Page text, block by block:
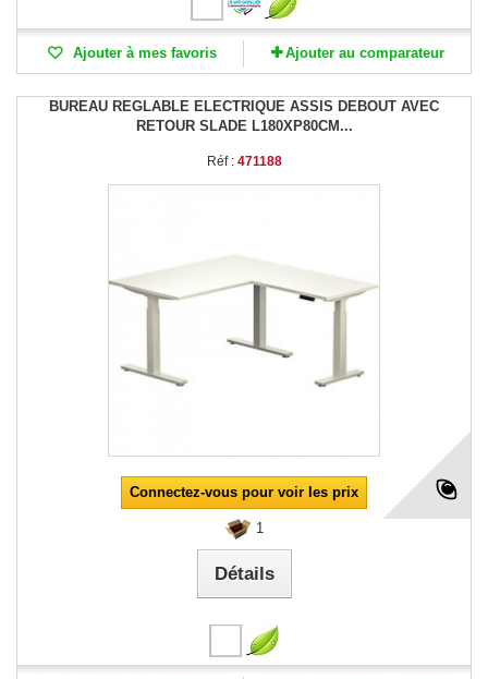
Ajouter à mes favoris Ajouter au comparateur
BUREAU REGLABLE ELECTRIQUE ASSIS DEBOUT AVEC
RETOUR SLADE L180XP80CM...
Réf : 471188
Connectez-vous pour voir les prix
1
Détails